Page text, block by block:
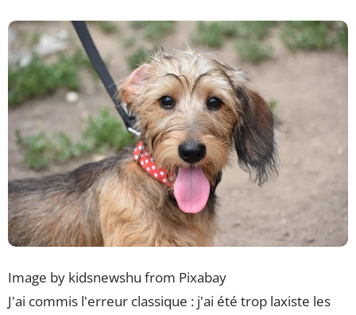
Image by kidsnewshu from Pixabay
J'ai commis l'erreur classique : j'ai été trop laxiste les